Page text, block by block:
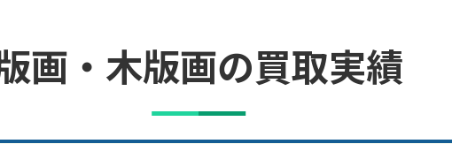
画・木版画の買取実績